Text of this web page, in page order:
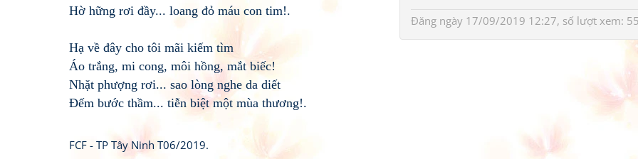
Đăng ngày 17/09/2019 12:27, số lượt xem:
Hờ hững rơi đầy... loang đỏ máu con tim!.
Hạ về đây cho tôi mãi kiếm tìm
Áo trắng, mi cong, môi hồng, mắt biếc!
Nhặt phượng rơi... sao lòng nghe da diết
Đếm bước thầm... tiễn biệt một mùa thương!.
FCF - TP Tây Ninh T06/2019.